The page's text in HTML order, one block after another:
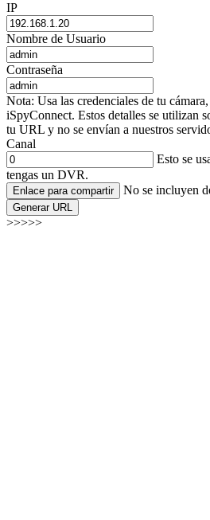
IP
Nombre de Usuario
Contraseña
Nota: Usa las credenciales de tu
iSpyConnect. Estos detalles se utilizan
tu URL y no se envían a nuestros
Canal
Esto se
tengas un DVR.
Enlace para compartir No se incluyen
Generar URL
>>>>>